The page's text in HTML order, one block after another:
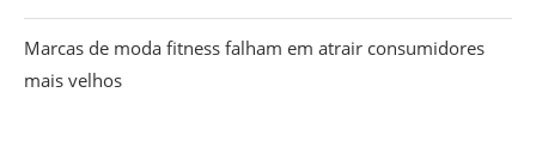
Marcas de moda fitness falham em atrair consumidores
mais velhos